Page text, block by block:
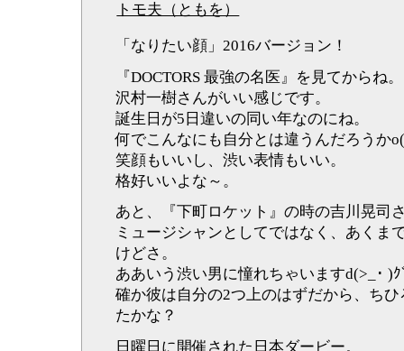
トモ夫（ともを）
「なりたい顔」2016バージョン！
『DOCTORS 最強の名医』を見てからね。
沢村一樹さんがいい感じです。
誕生日が5日違いの同い年なのにね。
何でこんなにも自分とは違うんだろうか
笑顔もいいし、渋い表情もいい。
格好いいよな～。
あと、『下町ロケット』の時の吉川晃司
ミュージシャンとしてではなく、あくま
けどさ。
ああいう渋い男に憧れちゃいますd(>_･ )
確か彼は自分の2つ上のはずだから、ち
たかな？
日曜日に開催された日本ダービー。